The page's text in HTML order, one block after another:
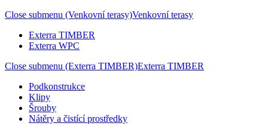
Close submenu (Venkovní terasy)Venkovní terasy
Exterra TIMBER
Exterra WPC
Close submenu (Exterra TIMBER)Exterra TIMBER
Podkonstrukce
Klipy
Šrouby
Nátěry a čistící prostředky